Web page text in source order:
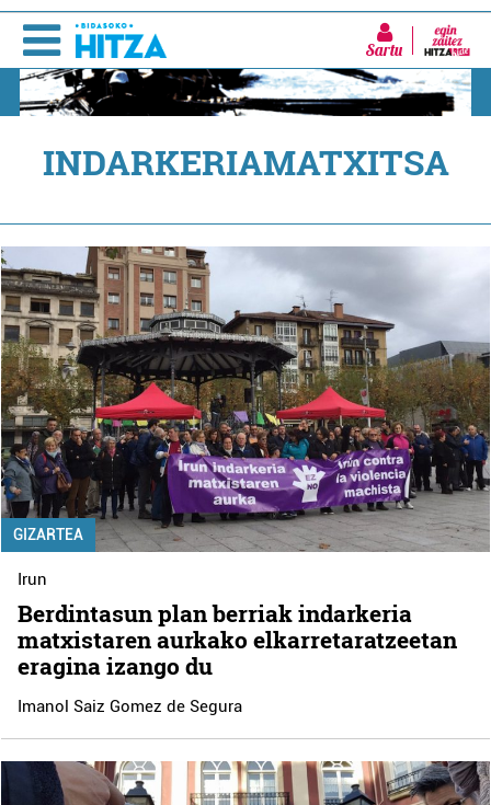
Sartu
INDARKERIAMATXITSA
GIZARTEA
Irun
Berdintasun plan berriak indarkeria
matxistaren aurkako elkarretaratzeetan
eragina izango du
Imanol Saiz Gomez de Segura